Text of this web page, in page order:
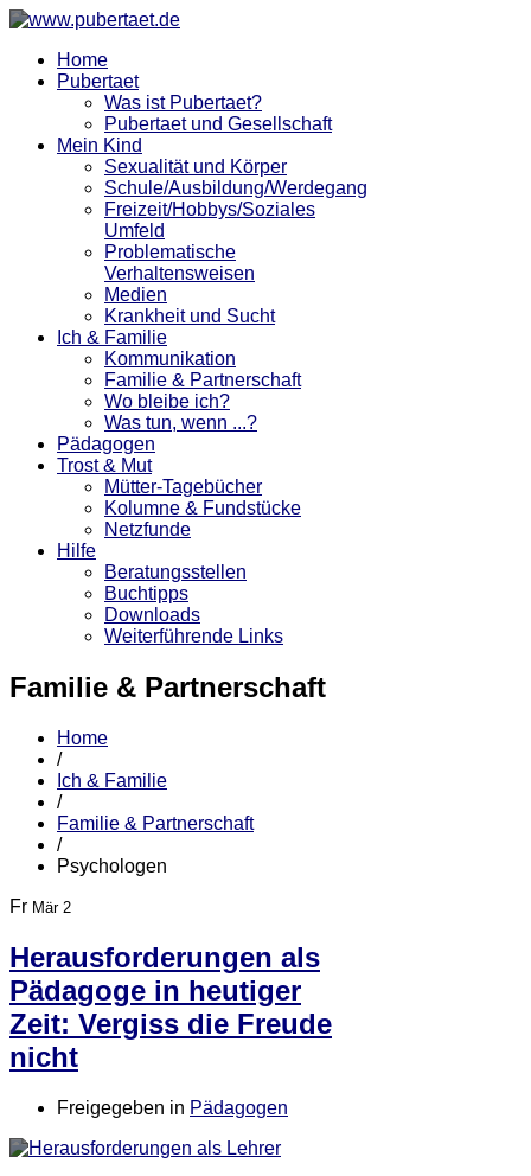
Home
Pubertaet
Was ist Pubertaet?
Pubertaet und Gesellschaft
Mein Kind
Sexualität und Körper
Schule/Ausbildung/Werdegang
Freizeit/Hobbys/Soziales
Umfeld
Problematische
Verhaltensweisen
Medien
Krankheit und Sucht
Ich & Familie
Kommunikation
Familie & Partnerschaft
Wo bleibe ich?
Was tun, wenn ...?
Pädagogen
Trost & Mut
Mütter-Tagebücher
Kolumne & Fundstücke
Netzfunde
Hilfe
Beratungsstellen
Buchtipps
Downloads
Weiterführende Links
Familie & Partnerschaft
Home
/
Ich & Familie
/
Familie & Partnerschaft
/
Psychologen
Fr Mär 2
Herausforderungen als
Pädagoge in heutiger
Zeit: Vergiss die Freude
nicht
Freigegeben in Pädagogen